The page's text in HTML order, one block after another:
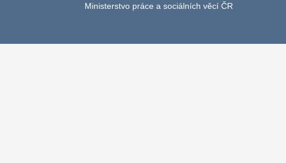
Ministerstvo práce a sociálních věcí ČR